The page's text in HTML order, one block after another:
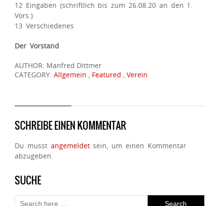
12 Eingaben (schriftlich bis zum 26.08.20 an den 1.
Vors.)
13 Verschiedenes
Der Vorstand
AUTHOR: Manfred Dittmer
CATEGORY: Allgemein , Featured , Verein
SCHREIBE EINEN KOMMENTAR
Du musst angemeldetsein, um einen Kommentar
abzugeben.
SUCHE